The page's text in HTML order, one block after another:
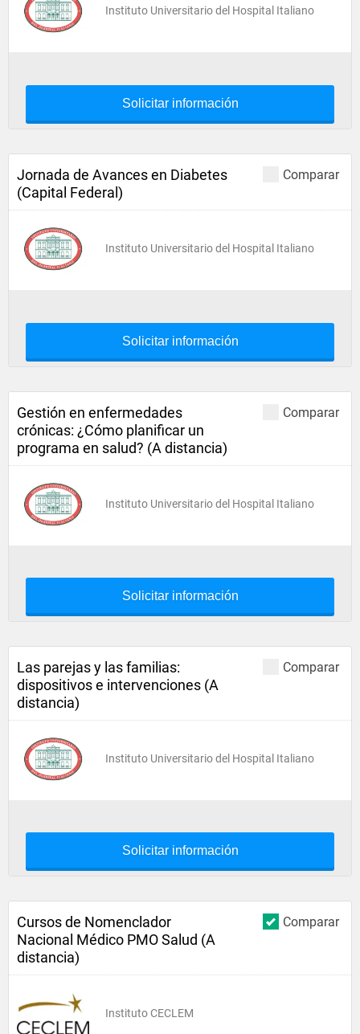
Instituto Universitario del Hospital Italiano
Solicitar información
Comparar
Jornada de Avances en Diabetes
(Capital Federal)
Instituto Universitario del Hospital Italiano
Solicitar información
Comparar
Gestión en enfermedades
crónicas: ¿Cómo planificar un
programa en salud? (A distancia)
Instituto Universitario del Hospital Italiano
Solicitar información
Comparar
Las parejas y las familias:
dispositivos e intervenciones (A
distancia)
Instituto Universitario del Hospital Italiano
Solicitar información
Comparar
Cursos de Nomenclador
Nacional Médico PMO Salud (A
distancia)
Instituto CECLEM